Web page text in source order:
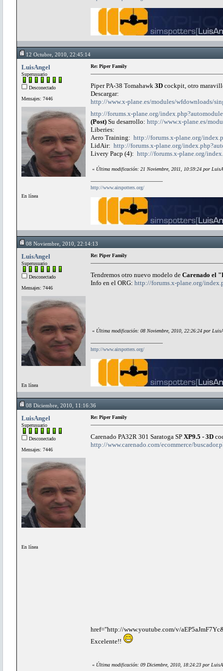
12 Octubre, 2010, 22:45:14
LuisAngel
Superusuario
Desconectado
Mensajes: 7446
En línea
Re: Piper Family
Piper PA-38 Tomahawk 3D cockpit, otro
Descargar:
http://www.x-plane.es/modules/wfdownloads/
http://forums.x-plane.org/
(Post) Su desarrollo: http://www.x-plane.es/
Liberies:
Aero Training: http://forums.x-plane.org/
LidAir: http://forums.x-plane.org/
Livery Pacp (4): http://forums.x-plane.org/
« Última modificación: 21 Noviembre, 2011, 10:59:24 por
http://www.airspotters.org/
08 Noviembre, 2010, 22:14:13
LuisAngel
Superusuario
Desconectado
Mensajes: 7446
En línea
Re: Piper Family
Tendremos otro nuevo modelo de Carenado el
Info en el ORG: http://forums.x-plane.org/
« Última modificación: 08 Noviembre, 2010, 22:26:24 por
http://www.airspotters.org/
08 Diciembre, 2010, 11:16:36
LuisAngel
Superusuario
Desconectado
Mensajes: 7446
En línea
Re: Piper Family
Carenado PA32R 301 Saratoga SP XP9.5 - 3D
http://www.carenado.com/ecommerce/
href="http://www.youtube.com/v/
Excelente!!
« Última modificación: 09 Diciembre, 2010, 18:24:23 por